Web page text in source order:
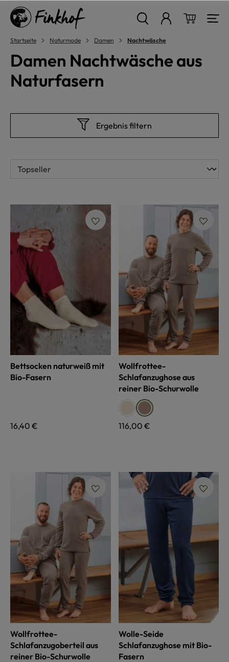
springen
Startseite Naturmode Damen Nachtwäsche
Damen Nachtwäsche aus
Naturfasern
Ergebnis filtern
Bettsocken naturweiß mit
Bio-Fasern
Regulärer Preis:
16,40 €
Wollfrottee-
Schlafanzughose aus
reiner Bio-Schurwolle
Farbe auswählen
naturweißwalnuss
Regulärer Preis:
116,00 €
Wollfrottee-
Schlafanzugoberteil aus
reiner Bio-Schurwolle
Wolle-Seide
Schlafanzughose mit Bio-
Fasern